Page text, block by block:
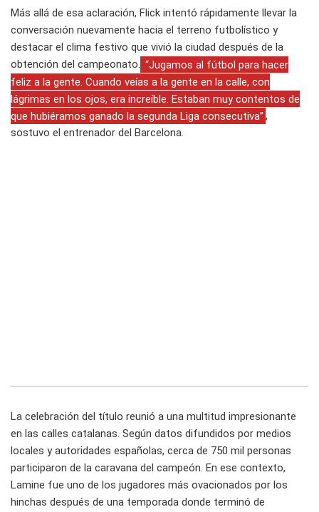
Más allá de esa aclaración, Flick intentó rápidamente llevar la
conversación nuevamente hacia el terreno futbolístico y
destacar el clima festivo que vivió la ciudad después de la
obtención del campeonato. “Jugamos al fútbol para hacer
feliz a la gente. Cuando veías a la gente en la calle, con
lágrimas en los ojos, era increíble. Estaban muy contentos de
que hubiéramos ganado la segunda Liga consecutiva” ,
sostuvo el entrenador del Barcelona.
La celebración del título reunió a una multitud impresionante
en las calles catalanas. Según datos difundidos por medios
locales y autoridades españolas, cerca de 750 mil personas
participaron de la caravana del campeón. En ese contexto,
Lamine fue uno de los jugadores más ovacionados por los
hinchas después de una temporada donde terminó de